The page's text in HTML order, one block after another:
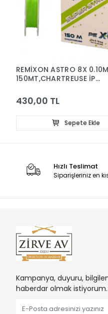
REMİXON ASTRO 8X
150MT,CHARTREUSE İP
430,00 TL
Sepete Ekle
Hızlı Teslimat
Siparişleriniz en
Kampanya, duyuru,
haberdar olmak istiyorum.